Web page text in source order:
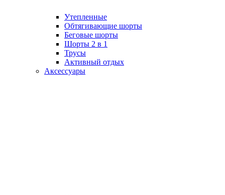
Утепленные
Обтягивающие шорты
Беговые шорты
Шорты 2 в 1
Трусы
Активный отдых
Аксессуары